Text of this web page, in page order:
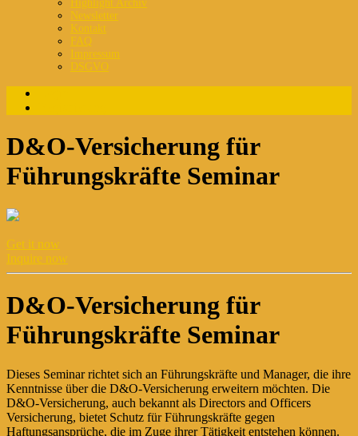
Highlight Archiv
Newsletter
Kontakt
FAQ
Impressum
DSGVO
D&O-Versicherung für
Führungskräfte Seminar
Get it now
Inquire now
D&O-Versicherung für
Führungskräfte Seminar
Dieses Seminar richtet sich an Führungskräfte und Manager, die ihre
Kenntnisse über die D&O-Versicherung erweitern möchten. Die
D&O-Versicherung, auch bekannt als Directors and Officers
Versicherung, bietet Schutz für Führungskräfte gegen
Haftungsansprüche, die im Zuge ihrer Tätigkeit entstehen können.